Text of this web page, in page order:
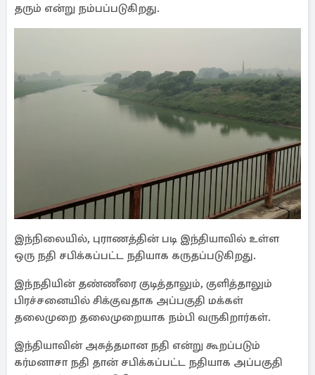
தரும் என்று நம்பப்படுகிறது.
இந்நிலையில், புராணத்தின் படி இந்தியாவில் உள்ள
ஒரு நதி சபிக்கப்பட்ட நதியாக கருதப்படுகிறது.
இந்நதியின் தண்ணீரை குடித்தாலும், குளித்தாலும்
பிரச்சனையில் சிக்குவதாக அப்பகுதி மக்கள்
தலைமுறை தலைமுறையாக நம்பி வருகிறார்கள்.
இந்தியாவின் அசுத்தமான நதி என்று கூறப்படும்
கர்மனாசா நதி தான் சபிக்கப்பட்ட நதியாக அப்பகுதி